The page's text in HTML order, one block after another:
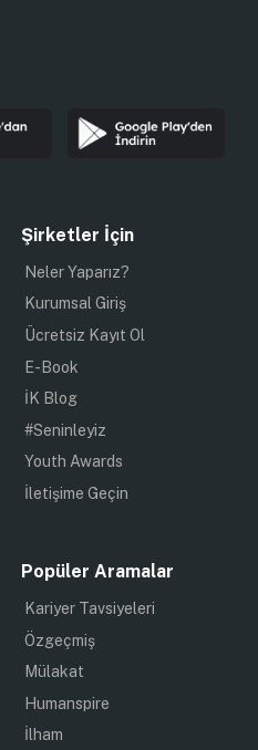
Şirketler İçin
Neler Yaparız?
Kurumsal Giriş
Ücretsiz Kayıt Ol
E-Book
İK Blog
#Seninleyiz
Youth Awards
İletişime Geçin
Popüler Aramalar
Kariyer Tavsiyeleri
Özgeçmiş
Mülakat
Humanspire
İlham